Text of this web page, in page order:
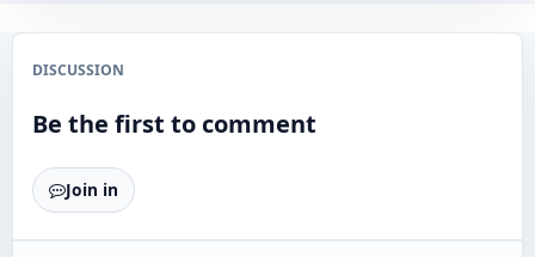
DISCUSSION
Be the first to comment
Join in